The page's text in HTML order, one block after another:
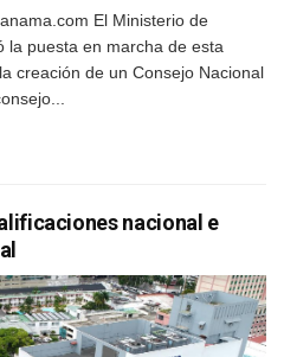
El Ministerio de
la puesta en marcha de esta
creación de un Consejo Nacional
nacional e